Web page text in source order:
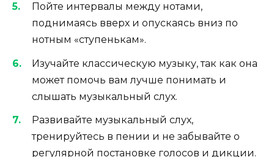
Пойте интервалы между нотами,
поднимаясь вверх и опускаясь вниз по
нотным «ступенькам».
Изучайте классическую музыку, так как она
может помочь вам лучше понимать и
слышать музыкальный слух.
Развивайте музыкальный слух,
тренируйтесь в пении и не забывайте о
регулярной постановке голосов и дикции.